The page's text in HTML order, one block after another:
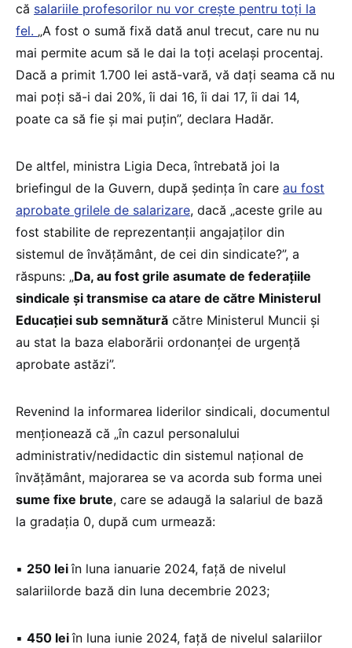
că salariile profesorilor nu vor crește pentru toți la
fel. „A fost o sumă fixă dată anul trecut, care nu nu
mai permite acum să le dai la toți același procentaj.
Dacă a primit 1.700 lei astă-vară, vă dați seama că nu
mai poți să-i dai 20%, îi dai 16, îi dai 17, îi dai 14,
poate ca să fie și mai puțin”, declara Hadăr.
De altfel, ministra Ligia Deca, întrebată joi la
briefingul de la Guvern, după ședința în care au fost
aprobate grilele de salarizare, dacă „aceste grile au
fost stabilite de reprezentanții angajaților din
sistemul de învățământ, de cei din sindicate?”, a
răspuns: „Da, au fost grile asumate de federațiile
sindicale și transmise ca atare de către Ministerul
Educației sub semnătură către Ministerul Muncii și
au stat la baza elaborării ordonanței de urgență
aprobate astăzi”.
Revenind la informarea liderilor sindicali, documentul
menționează că „în cazul personalului
administrativ/nedidactic din sistemul național de
învățământ, majorarea se va acorda sub forma unei
sume fixe brute, care se adaugă la salariul de bază
la gradația 0, după cum urmează:
▪ 250 leiîn luna ianuarie 2024, față de nivelul
salariilorde bază din luna decembrie 2023;
▪ 450 leiîn luna iunie 2024, față de nivelul salariilor